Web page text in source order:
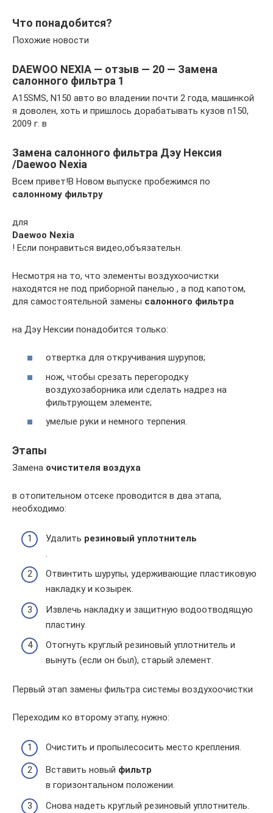
Что понадобится?
Похожие новости
DAEWOO NEXIA — отзыв — 20 — Замена
салонного фильтра 1
A15SMS, N150 авто во владении почти 2 года, машинкой
я доволен, хоть и пришлось дорабатывать кузов n150,
2009 г. в
Замена салонного фильтра Дэу Нексия
/Daewoo Nexia
Всем привет!В Новом выпуске пробежимся по
салонному фильтру
для
Daewoo Nexia
! Если понравиться видео,объязательн.
Несмотря на то, что элементы воздухоочистки
находятся не под приборной панелью , а под капотом,
для самостоятельной замены салонного фильтра
на Дэу Нексии понадобится только:
отвертка для откручивания шурупов;
нож, чтобы срезать перегородку
воздухозаборника или сделать надрез на
фильтрующем элементе;
умелые руки и немного терпения.
Этапы
Замена очистителя воздуха
в отопительном отсеке проводится в два этапа,
необходимо:
Удалить резиновый уплотнитель
Отвинтить шурупы, удерживающие пластиковую
накладку и козырек.
Извлечь накладку и защитную водоотводящую
пластину.
Отогнуть круглый резиновый уплотнитель и
вынуть (если он был), старый элемент.
Первый этап замены фильтра системы воздухоочистки
Переходим ко второму этапу, нужно:
Очистить и пропылесосить место крепления.
Вставить новый фильтр
в горизонтальном положении.
Снова надеть круглый резиновый уплотнитель.